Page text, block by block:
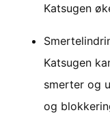
Katsugen
Katsugen
smerter og
og